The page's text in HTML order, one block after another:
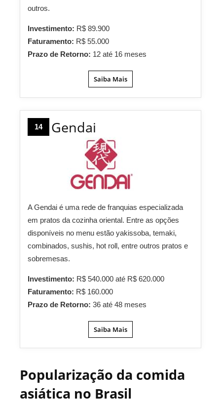
outros.
Investimento: R$ 89.900
Faturamento: R$ 55.000
Prazo de Retorno: 12 até 16 meses
Saiba Mais
14 Gendai
A Gendai é uma rede de franquias especializada
em pratos da cozinha oriental. Entre as opções
disponíveis no menu estão yakissoba, temaki,
combinados, sushis, hot roll, entre outros pratos e
sobremesas.
Investimento: R$ 540.000 até R$ 620.000
Faturamento: R$ 160.000
Prazo de Retorno: 36 até 48 meses
Saiba Mais
Popularização da comida
asiática no Brasil